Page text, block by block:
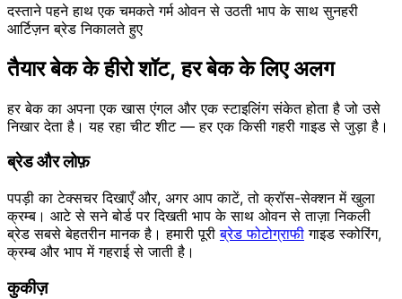
दस्ताने पहने हाथ एक चमकते गर्म ओवन से उठती भाप के साथ सुनहरी
आर्टिज़न ब्रेड निकालते हुए
तैयार बेक के हीरो शॉट, हर बेक के लिए अलग
हर बेक का अपना एक खास एंगल और एक स्टाइलिंग संकेत होता है जो उसे
निखार देता है। यह रहा चीट शीट — हर एक किसी गहरी गाइड से जुड़ा है।
ब्रेड और लोफ़
पपड़ी का टेक्सचर दिखाएँ और, अगर आप काटें, तो क्रॉस-सेक्शन में खुला
क्रम्ब। आटे से सने बोर्ड पर दिखती भाप के साथ ओवन से ताज़ा निकली
ब्रेड सबसे बेहतरीन मानक है। हमारी पूरीब्रेड फोटोग्राफी गाइड स्कोरिंग,
क्रम्ब और भाप में गहराई से जाती है।
कुकीज़